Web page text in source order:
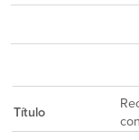
Título